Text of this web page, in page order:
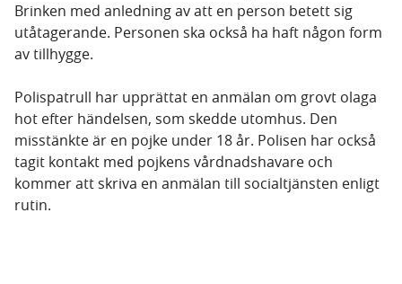
Brinken med anledning av att en person betett sig
utåtagerande. Personen ska också ha haft någon form
av tillhygge.
Polispatrull har upprättat en anmälan om grovt olaga
hot efter händelsen, som skedde utomhus. Den
misstänkte är en pojke under 18 år. Polisen har också
tagit kontakt med pojkens vårdnadshavare och
kommer att skriva en anmälan till socialtjänsten enligt
rutin.